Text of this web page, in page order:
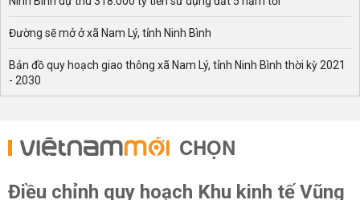
Đường sẽ mở ở xã Nam Lý, tỉnh Ninh Bình
Bản đồ quy hoạch giao thông xã Nam Lý, tỉnh Ninh Bình thời kỳ 2021
- 2030
CHỌN
Điều chỉnh quy hoạch Khu kinh tế Vũng